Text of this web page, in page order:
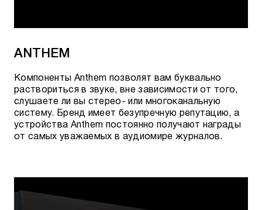
ANTHEM
Компоненты Anthem позволят вам буквально
раствориться в звуке, вне зависимости от того,
слушаете ли вы стерео- или многоканальную
систему. Бренд имеет безупречную репутацию, а
устройства Anthem постоянно получают награды
от самых уважаемых в аудиомире журналов.